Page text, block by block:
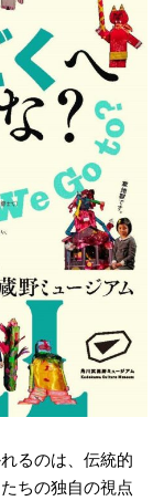
るのは、伝統的
ちの独自の視点